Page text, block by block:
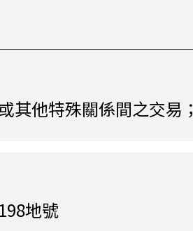
其他特殊關係間之交易；
地號